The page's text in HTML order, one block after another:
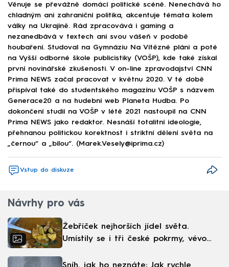
Věnuje se převážně domácí politické scéně. Nenechává ho
chladným ani zahraniční politika, akcentuje témata kolem
války na Ukrajině. Rád zpracovává i gaming a
nezanedbává v textech ani svou vášeň v podobě
houbaření. Studoval na Gymnáziu Na Vítězné pláni a poté
na Vyšší odborné škole publicistiky (VOŠP), kde také získal
první novinářské zkušenosti. V on-line zpravodajství CNN
Prima NEWS začal pracovat v květnu 2020. V té době
přispíval také do studentského magazínu VOŠP s názvem
Generace20 a na hudební web Planeta Hudba. Po
dokončení studií na VOŠP v létě 2021 nastoupil na CNN
Prima NEWS jako redaktor. Nesnáší totalitní ideologie,
přehnanou politickou korektnost i striktní dělení světa na
„černou“ a „bílou“. (Marek.Vesely@iprima.cz)
Vstup do diskuze
Návrhy pro vás
Žebříček nejhorších jídel světa.
Umístily se i tři české pokrmy, vévodí